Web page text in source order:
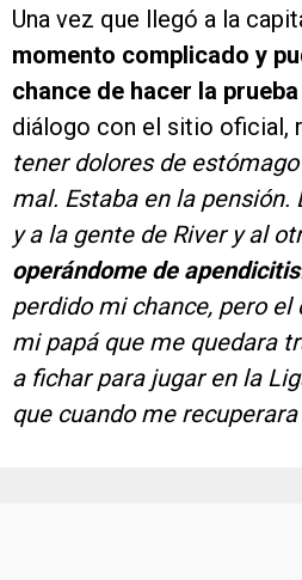
Una vez que llegó a la
momento complicado y
chance de hacer la
diálogo con el sitio oficial,
tener dolores de
mal. Estaba en la pensión.
y a la gente de River y al
operándome de apendicitis
perdido mi chance, pero
mi papá que me quedara
a fichar para jugar en la
que cuando me